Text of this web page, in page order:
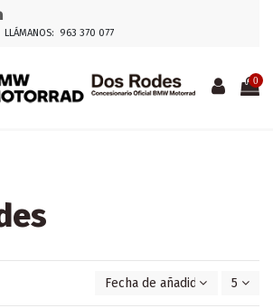
LLÁMANOS: 963 370 077
0
Fecha de añadido, más
5